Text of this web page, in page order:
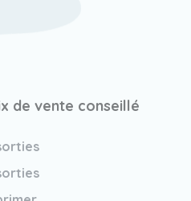
de vente conseillé